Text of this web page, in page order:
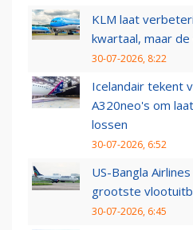
KLM laat
kwartaal, maar
30-07-2026, 8:22
Icelandair tekent
A320neo's om
lossen
30-07-2026, 6:52
US-Bangla
grootste
30-07-2026, 6:45